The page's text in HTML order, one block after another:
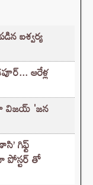
ఐశ్వర్య
ఆరేళ్ల
విజయ్ 'జన
గిఫ్ట్
పోస్టర్ తో